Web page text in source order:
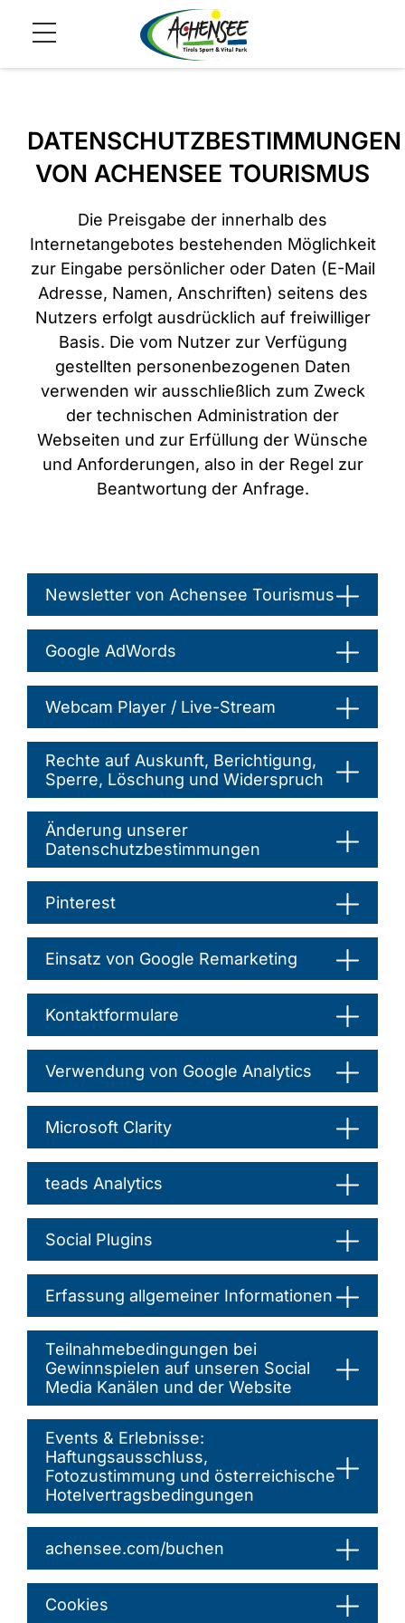
DATENSCHUTZBESTIMMUNGEN
VON ACHENSEE TOURISMUS
Die Preisgabe der innerhalb des
Internetangebotes bestehenden Möglichkeit
zur Eingabe persönlicher oder Daten (E-Mail
Adresse, Namen, Anschriften) seitens des
Nutzers erfolgt ausdrücklich auf freiwilliger
Basis. Die vom Nutzer zur Verfügung
gestellten personenbezogenen Daten
verwenden wir ausschließlich zum Zweck
der technischen Administration der
Webseiten und zur Erfüllung der Wünsche
und Anforderungen, also in der Regel zur
Beantwortung der Anfrage.
Newsletter von Achensee Tourismus
Google AdWords
Webcam Player / Live-Stream
Rechte auf Auskunft, Berichtigung,
Sperre, Löschung und Widerspruch
Änderung unserer
Datenschutzbestimmungen
Pinterest
Einsatz von Google Remarketing
Kontaktformulare
Verwendung von Google Analytics
Microsoft Clarity
teads Analytics
Social Plugins
Erfassung allgemeiner Informationen
Teilnahmebedingungen bei
Gewinnspielen auf unseren Social
Media Kanälen und der Website
Events & Erlebnisse:
Haftungsausschluss,
Fotozustimmung und österreichische
Hotelvertragsbedingungen
achensee.com/buchen
Cookies